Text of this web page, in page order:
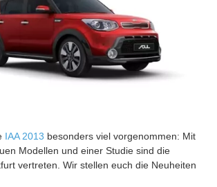
IAA 2013 besonders viel vorgenommen: Mit
Modellen und einer Studie sind die
vertreten. Wir stellen euch die Neuheiten